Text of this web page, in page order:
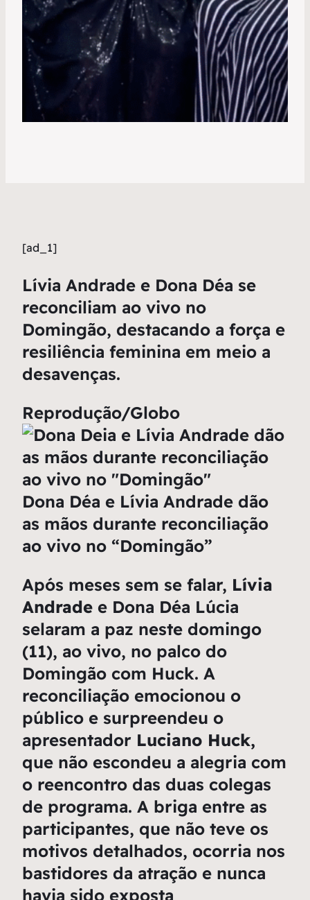
[ad_1]
Lívia Andrade e Dona Déa se
reconciliam ao vivo no
Domingão, destacando a força e
resiliência feminina em meio a
desavenças.
Reprodução/Globo
Dona Déa e Lívia Andrade dão
as mãos durante reconciliação
ao vivo no “Domingão”
Após meses sem se falar, Lívia
Andrade e Dona Déa Lúcia
selaram a paz neste domingo
(11), ao vivo, no palco do
Domingão com Huck. A
reconciliação emocionou o
público e surpreendeu o
apresentador Luciano Huck,
que não escondeu a alegria com
o reencontro das duas colegas
de programa. A briga entre as
participantes, que não teve os
motivos detalhados, ocorria nos
bastidores da atração e nunca
havia sido exposta